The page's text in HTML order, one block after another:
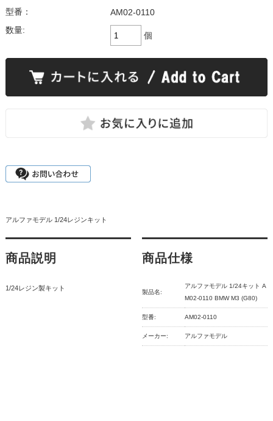
型番：
AM02-0110
数量:
個
アルファモデル 1/24レジンキット
商品説明
1/24レジン製キット
商品仕様
製品名:
アルファモデル 1/24キット A
M02-0110 BMW M3 (G80)
型番: AM02-0110
メーカー: アルファモデル